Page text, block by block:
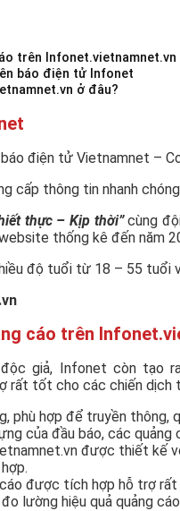
trên Infonet.vietnamnet.vn
báo điện tử Infonet
ở đâu?
điện tử Vietnamnet –
thông tin nhanh
thực – Kịp thời”cùng
thống kê đến năm
độ tuổi từ 18 – 55
cáo trên
giả, Infonet còn tạo
rất tốt cho các chiến dịch
hợp để truyền thông,
của đầu báo, các
được thiết kế
được tích hợp hỗ trợ
lường hiệu quả quảng